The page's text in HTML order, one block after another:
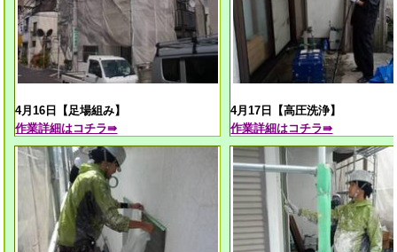
4月16日【足場組み】
作業詳細はコチラ⇛
4月17日【高圧洗浄】
作業詳細はコチラ⇛